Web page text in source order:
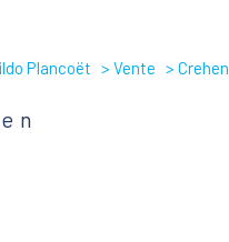
Plancoët Vente Crehen